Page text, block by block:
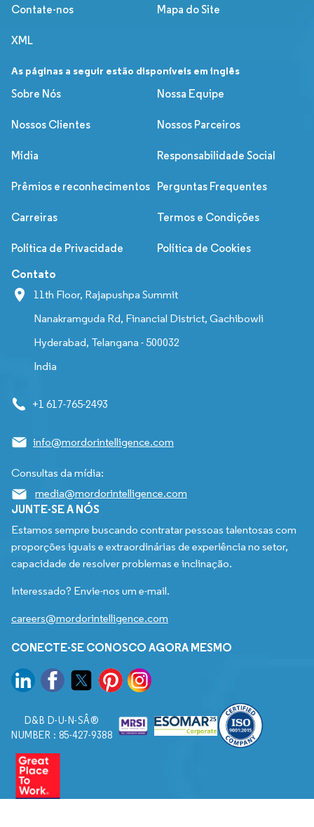
Contate-nos Mapa do Site
XML
As páginas a seguir estão disponíveis em inglês
Sobre Nós
Nossa Equipe
Nossos Clientes Nossos Parceiros
Mídia Responsabilidade Social
Prêmios e reconhecimentos Perguntas Frequentes
Carreiras Termos e Condições
Política de Privacidade Política de Cookies
Contato
11th Floor, Rajapushpa Summit
Nanakramguda Rd, Financial District, Gachibowli
Hyderabad, Telangana - 500032
India
+1 617-765-2493
info@mordorintelligence.com
Consultas da mídia:
media@mordorintelligence.com
JUNTE-SE A NÓS
Estamos sempre buscando contratar pessoas talentosas com
proporções iguais e extraordinárias de experiência no setor,
capacidade de resolver problemas e inclinação.
Interessado? Envie-nos um e-mail.
careers@mordorintelligence.com
CONECTE-SE CONOSCO AGORA MESMO
D&B D-U-N-SÂ®
NUMBER : 85-427-9388